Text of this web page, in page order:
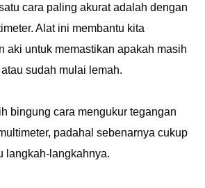
cara paling akurat adalah dengan
Alat ini membantu kita
aki untuk memastikan apakah masih
sudah mulai lemah.
bingung cara mengukur tegangan
padahal sebenarnya cukup
langkah-langkahnya.